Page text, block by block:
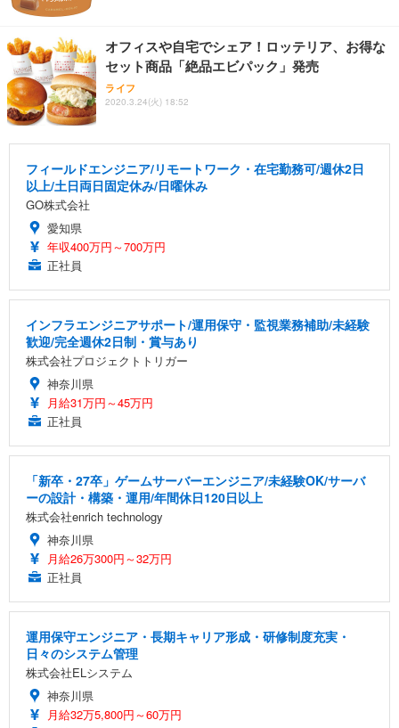
オフィスや自宅でシェア！ロッテリア、お得な
セット商品「絶品エビパック」発売
ライフ
2020.3.24(火) 18:52
フィールドエンジニア/リモートワーク・在宅勤務可/週休2日
以上/土日両日固定休み/日曜休み
GO株式会社
愛知県
年収400万円～700万円
正社員
インフラエンジニアサポート/運用保守・監視業務補助/未経験
歓迎/完全週休2日制・賞与あり
株式会社プロジェクトトリガー
神奈川県
月給31万円～45万円
正社員
「新卒・27卒」ゲームサーバーエンジニア/未経験OK/サーバ
ーの設計・構築・運用/年間休日120日以上
株式会社enrich technology
神奈川県
月給26万300円～32万円
正社員
運用保守エンジニア・長期キャリア形成・研修制度充実・
日々のシステム管理
株式会社ELシステム
神奈川県
月給32万5,800円～60万円